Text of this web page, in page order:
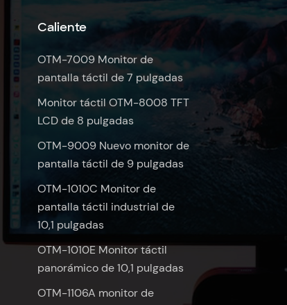
Caliente
OTM-7009 Monitor de
pantalla táctil de 7 pulgadas
Monitor táctil OTM-8008 TFT
LCD de 8 pulgadas
OTM-9009 Nuevo monitor de
pantalla táctil de 9 pulgadas
OTM-1010C Monitor de
pantalla táctil industrial de
10,1 pulgadas
OTM-1010E Monitor táctil
panorámico de 10,1 pulgadas
OTM-1106A monitor de